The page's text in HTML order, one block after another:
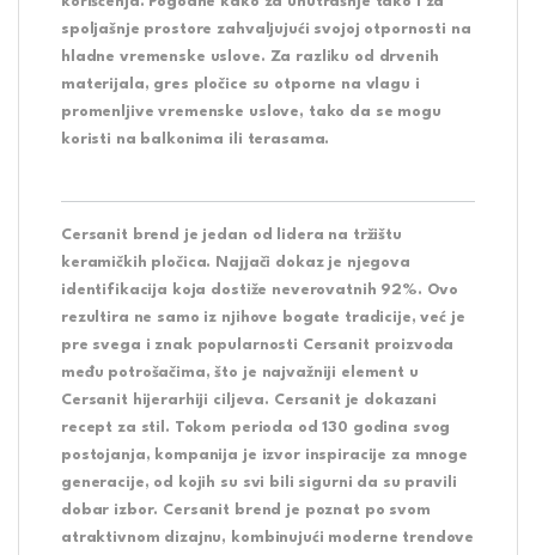
spoljašnje prostore zahvaljujući svojoj otpornosti na
hladne vremenske uslove. Za razliku od drvenih
materijala, gres pločice su otporne na vlagu i
promenljive vremenske uslove, tako da se mogu
koristi na balkonima ili terasama.
Cersanit brend je jedan od lidera na tržištu
keramičkih pločica. Najjači dokaz je njegova
identifikacija koja dostiže neverovatnih 92%. Ovo
rezultira ne samo iz njihove bogate tradicije, već je
pre svega i znak popularnosti Cersanit proizvoda
među potrošačima, što je najvažniji element u
Cersanit hijerarhiji ciljeva. Cersanit je dokazani
recept za stil. Tokom perioda od 130 godina svog
postojanja, kompanija je izvor inspiracije za mnoge
generacije, od kojih su svi bili sigurni da su pravili
dobar izbor. Cersanit brend je poznat po svom
atraktivnom dizajnu, kombinujući moderne trendove